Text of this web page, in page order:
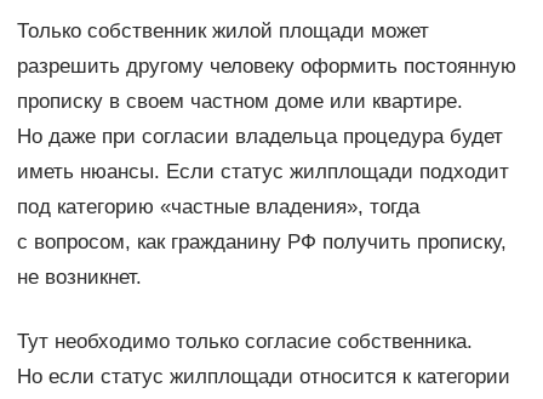
Только собственник жилой площади может
разрешить другому человеку оформить постоянную
прописку в своем частном доме или квартире.
Но даже при согласии владельца процедура будет
иметь нюансы. Если статус жилплощади подходит
под категорию «частные владения», тогда
с вопросом, как гражданину РФ получить прописку,
не возникнет.
Тут необходимо только согласие собственника.
Но если статус жилплощади относится к категории